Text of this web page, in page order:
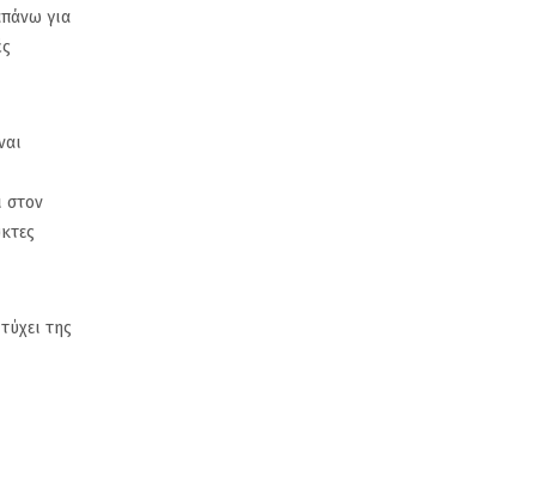
για
στον
της